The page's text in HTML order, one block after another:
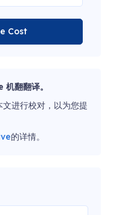
Cost
翻翻译。
进行校对，以为您提
的详情。